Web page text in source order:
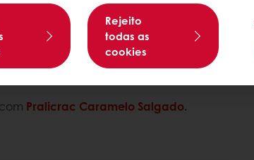
Pralicrac Caramelo Salgado.
Rejeito
todas as
cookies